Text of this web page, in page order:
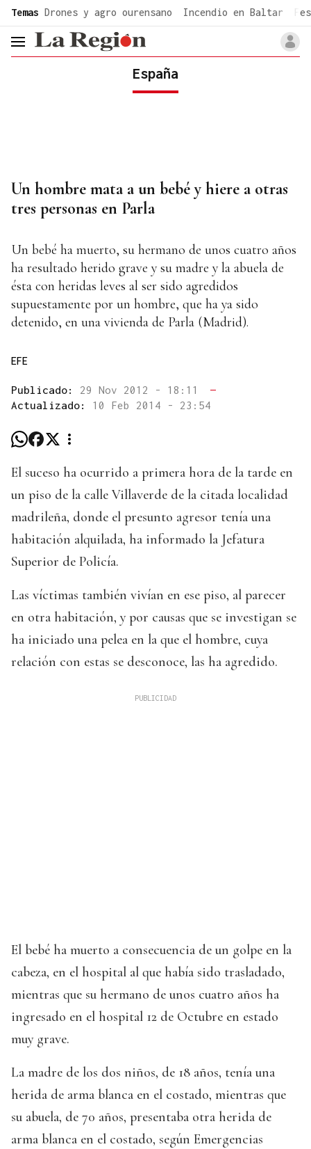
Temas Drones y agro ourensano Incendio en Baltar
header.menu.open
España
Un hombre mata a un bebé y hiere a otras
tres personas en Parla
Un bebé ha muerto, su hermano de unos cuatro años
ha resultado herido grave y su madre y la abuela de
ésta con heridas leves al ser sido agredidos
supuestamente por un hombre, que ha ya sido
detenido, en una vivienda de Parla (Madrid).
EFE
Publicado: 29 Nov 2012 - 18:11
—
Actualizado: 10 Feb 2014 - 23:54
El suceso ha ocurrido a primera hora de la tarde en
un piso de la calle Villaverde de la citada localidad
madrileña, donde el presunto agresor tenía una
habitación alquilada, ha informado la Jefatura
Superior de Policía.
Las víctimas también vivían en ese piso, al parecer
en otra habitación, y por causas que se investigan se
ha iniciado una pelea en la que el hombre, cuya
relación con estas se desconoce, las ha agredido.
El bebé ha muerto a consecuencia de un golpe en la
cabeza, en el hospital al que había sido trasladado,
mientras que su hermano de unos cuatro años ha
ingresado en el hospital 12 de Octubre en estado
muy grave.
La madre de los dos niños, de 18 años, tenía una
herida de arma blanca en el costado, mientras que
su abuela, de 70 años, presentaba otra herida de
arma blanca en el costado, según Emergencias